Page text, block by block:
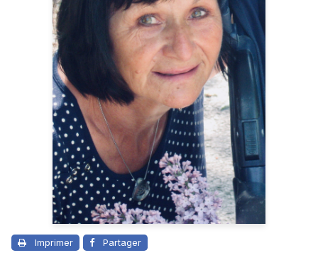
Imprimer Partager